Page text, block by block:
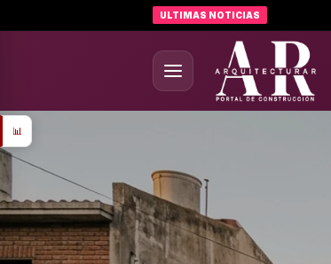
ULTIMAS NOTICIAS
📊